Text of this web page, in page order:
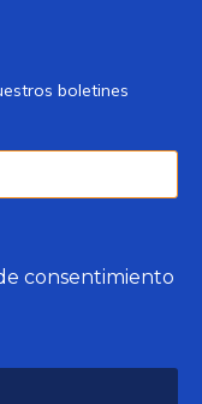
boletines
consentimiento